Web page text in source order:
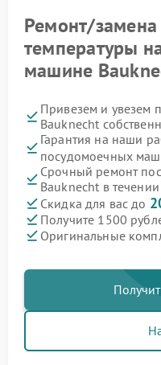
Ремонт/замена
температуры
машине
Привезем и увезем
Bauknecht
Гарантия на наши
посудомоечных
Срочный ремонт
Bauknecht в течении
Скидка для вас до
Получите 1500
Оригинальные